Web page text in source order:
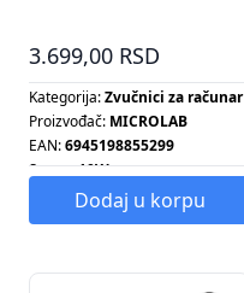
3.699,00 RSD
Kategorija:Zvučnici za računar
Proizvođač: MICROLAB
EAN:6945198855299
Snaga:10W
Dodaj u korpu